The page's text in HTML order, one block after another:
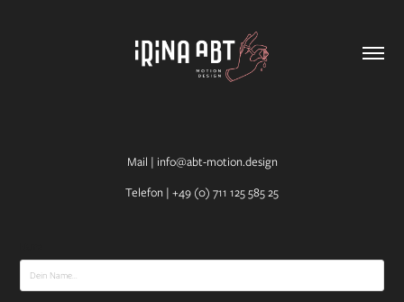
Mail | info@abt-motion.design
Telefon | +49 (0) 711 125 585 25